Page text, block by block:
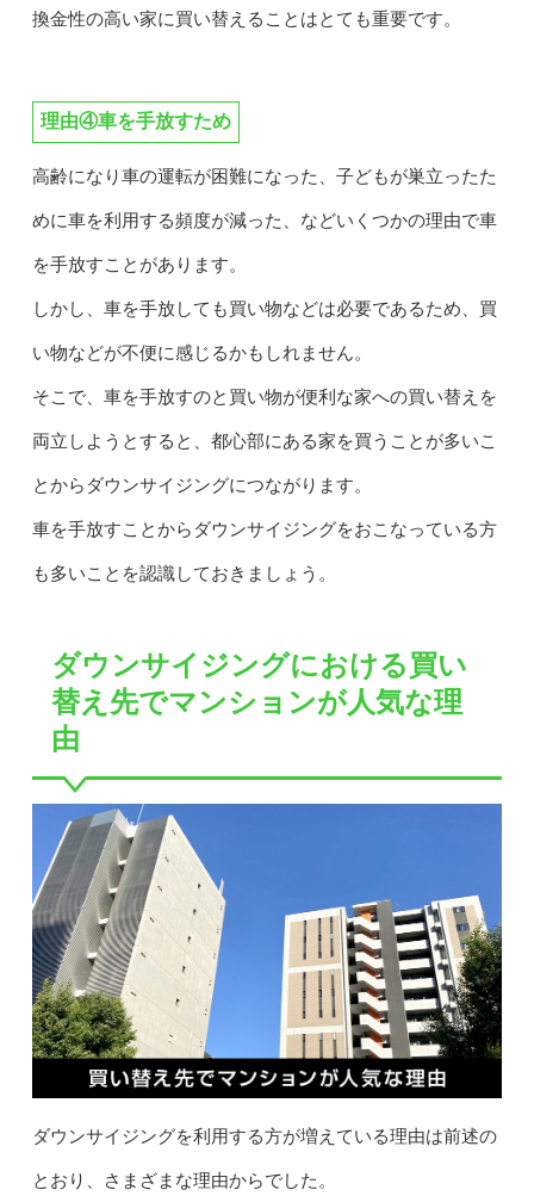
換金性の高い家に買い替えることはとても重要です。
理由④車を手放すため
高齢になり車の運転が困難になった、子どもが巣立ったた
めに車を利用する頻度が減った、などいくつかの理由で車
を手放すことがあります。
しかし、車を手放しても買い物などは必要であるため、買
い物などが不便に感じるかもしれません。
そこで、車を手放すのと買い物が便利な家への買い替えを
両立しようとすると、都心部にある家を買うことが多いこ
とからダウンサイジングにつながります。
車を手放すことからダウンサイジングをおこなっている方
も多いことを認識しておきましょう。
ダウンサイジングにおける買い
替え先でマンションが人気な理
由
ダウンサイジングを利用する方が増えている理由は前述の
とおり、さまざまな理由からでした。